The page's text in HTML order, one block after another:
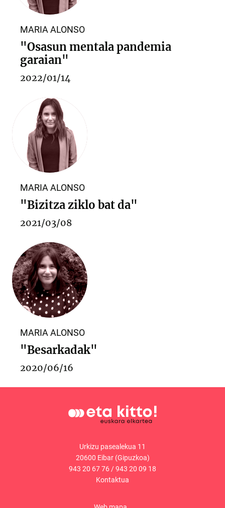
MARIA ALONSO
"Osasun mentala pandemia
garaian"
2022/01/14
MARIA ALONSO
"Bizitza ziklo bat da"
2021/03/08
MARIA ALONSO
"Besarkadak"
2020/06/16
Urkizu pasealekua 11
20600 Eibar (Gipuzkoa)
943 20 67 76 /943 20 09 18
Kontaktua